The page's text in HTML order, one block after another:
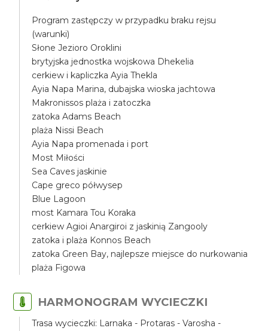
Program zastępczy w przypadku braku rejsu
(warunki)
Słone Jezioro Oroklini
brytyjska jednostka wojskowa Dhekelia
cerkiew i kapliczka Ayia Thekla
Ayia Napa Marina, dubajska wioska jachtowa
Makronissos plaża i zatoczka
zatoka Adams Beach
plaża Nissi Beach
Ayia Napa promenada i port
Most Miłości
Sea Caves jaskinie
Cape greco półwysep
Blue Lagoon
most Kamara Tou Koraka
cerkiew Agioi Anargiroi z jaskinią Zangooly
zatoka i plaża Konnos Beach
zatoka Green Bay, najlepsze miejsce do nurkowania
plaża Figowa
HARMONOGRAM WYCIECZKI
Trasa wycieczki: Larnaka - Protaras - Varosha -